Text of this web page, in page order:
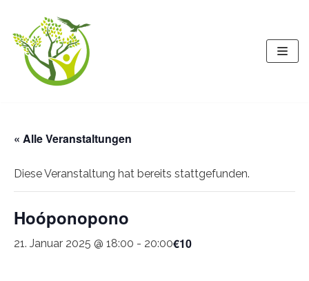
Inhalt
springen
« Alle Veranstaltungen
Diese Veranstaltung hat bereits stattgefunden.
Hoóponopono
21. Januar 2025 @ 18:00 - 20:00€10